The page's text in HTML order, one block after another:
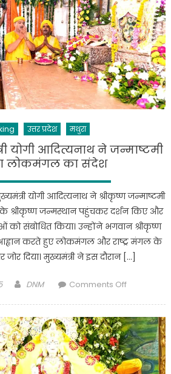
वे
पर
भीषण
सड़क
हादसा,बेकाबू
बस
ने
ट्र्रक
टक्कर,4
यात्री
गंभीर
रूप
से
घायल।
उत्तर प्रदेश मथुरा
योगी आदित्यनाथ ने जन्माष्टमी
लोकमंगल का संदेश
योगी आदित्यनाथ ने श्रीकृष्ण जन्माष्टमी
श्रीकृष्ण जन्मस्थान पहुंचकर दर्शन किए और
संबोधित किया। उन्होंने भगवान श्रीकृष्ण
करते हुए लोकमंगल और राष्ट्र मंगल के
दिया। मुख्यमंत्री ने इस दौरान […]
Author
DNM Comments Offon
मुख्यमंत्री
योगी
आदित्यनाथ
ने